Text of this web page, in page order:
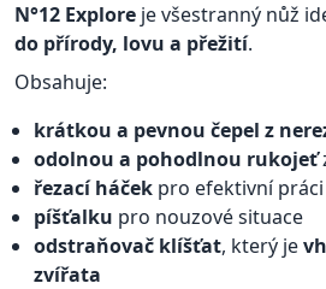
N°12 Explore je všestranný nůž
do přírody, lovu a přežití.
Obsahuje:
krátkou a pevnou čepel z
odolnou a pohodlnou rukojeť
řezací háček pro efektivní
píšťalku pro nouzové situace
odstraňovač klíšťat, který je
zvířata